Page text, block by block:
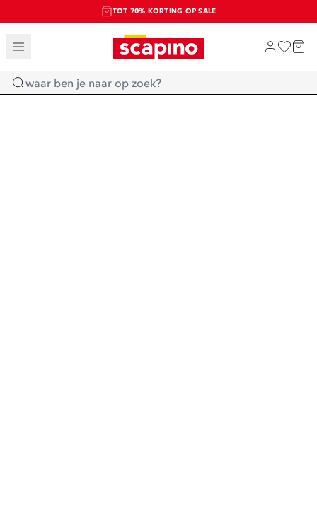
TOT 70% KORTING OP SALE
SALE: LAATSTE KANS!
SHOP NIEUW
Home